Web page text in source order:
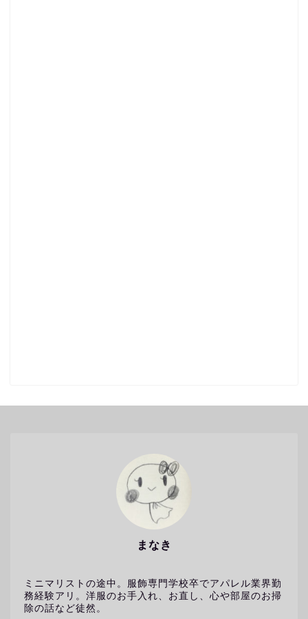
まなき
ミニマリストの途中。服飾専門学校卒でアパレル業界勤
務経験アリ。洋服のお手入れ、お直し、心や部屋のお掃
除の話など徒然。